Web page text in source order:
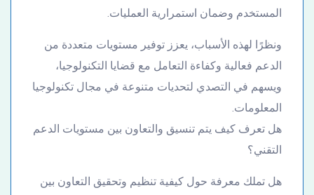
المستخدم وضمان استمرارية العمليات.
ونظرًا لهذه الأسباب، يعزز توفير مستويات متعددة من
الدعم فعالية وكفاءة التعامل مع قضايا التكنولوجيا،
ويسهم في التصدي لتحديات متنوعة في مجال تكنولوجيا
المعلومات.
هل تعرف كيف يتم تنسيق والتعاون بين مستويات الدعم
التقني؟
هل تملك معرفة حول كيفية تنظيم وتحقيق التعاون بين